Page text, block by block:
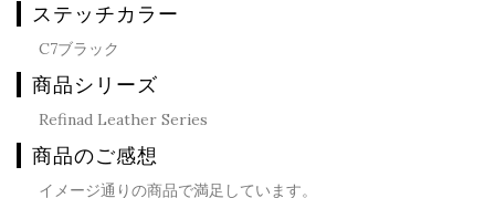
ステッチカラー
C7ブラック
商品シリーズ
Refinad Leather Series
商品のご感想
イメージ通りの商品で満足しています。